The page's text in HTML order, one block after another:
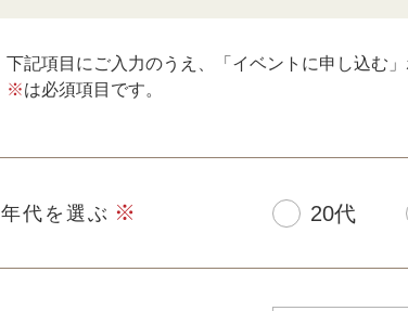
下記項目にご入力のうえ、「イベントに申し込む
※は必須項目です。
年代を選ぶ 20代